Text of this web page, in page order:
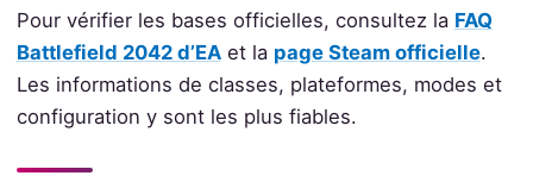
Pour vérifier les bases officielles, consultez la FAQ
Battlefield 2042 d’EAet la page Steam officielle.
Les informations de classes, plateformes, modes et
configuration y sont les plus fiables.